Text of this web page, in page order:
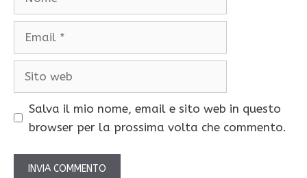
Salva il mio nome, email e sito web in questo
browser per la prossima volta che commento.